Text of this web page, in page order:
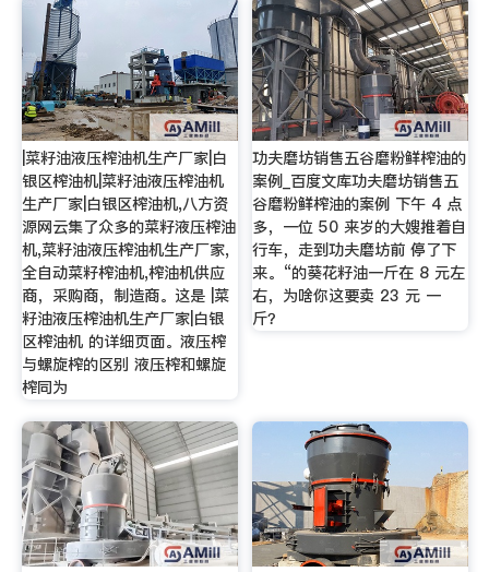
|菜籽油液压榨油机生产厂家|白
银区榨油机|菜籽油液压榨油机
生产厂家|白银区榨油机,八方资
源网云集了众多的菜籽液压榨油
机,菜籽油液压榨油机生产厂家,
全自动菜籽榨油机,榨油机供应
商，采购商，制造商。这是 |菜
籽油液压榨油机生产厂家|白银
区榨油机 的详细页面。液压榨
与螺旋榨的区别 液压榨和螺旋
榨同为
功夫磨坊销售五谷磨粉鲜榨油的
案例_百度文库功夫磨坊销售五
谷磨粉鲜榨油的案例 下午 4 点
多，一位 50 来岁的大嫂推着自
行车，走到功夫磨坊前 停了下
来。“的葵花籽油一斤在 8 元左
右，为啥你这要卖 23 元 一
斤？